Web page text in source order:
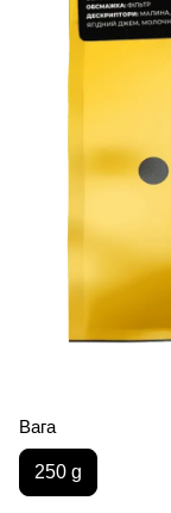
Вага
250 g